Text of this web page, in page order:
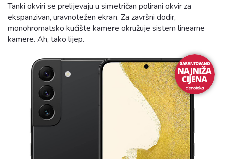
Tanki okviri se prelijevaju u simetričan polirani okvir za
ekspanzivan, uravnotežen ekran. Za završni dodir,
monohromatsko kućište kamere okružuje sistem linearne
kamere. Ah, tako lijep.